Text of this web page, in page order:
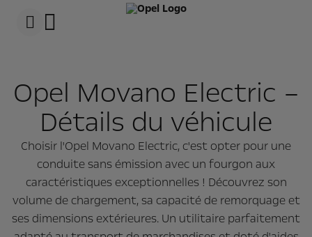
Opel Movano Electric –
Détails du véhicule
Choisir l'Opel Movano Electric, c'est opter pour une
conduite sans émission avec un fourgon aux
caractéristiques exceptionnelles ! Découvrez son
volume de chargement, sa capacité de remorquage et
ses dimensions extérieures. Un utilitaire parfaitement